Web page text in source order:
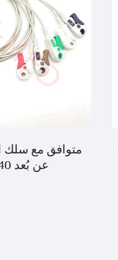
متوافق مع سلك
عن بُعد Philips MX40